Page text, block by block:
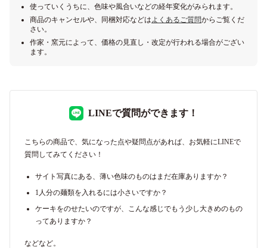
使っていくうちに、色味や風合いなどの経年変化がみられます。
商品のキャンセルや、同梱対応などはよくあるご質問からご覧くだ
さい。
作家・窯元によって、価格の見直し・改定が行われる場合がござい
ます。
LINEで質問ができます！
こちらの商品で、気になった点や疑問点があれば、お気軽にLINEで
質問してみてください！
サイト写真にある、薄い色味のものはまだ在庫ありますか？
1人分の麺類を入れるには小さいですか？
ケーキをのせたいのですが、こんな感じでもう少し大きめのもの
ってありますか？
などなど。